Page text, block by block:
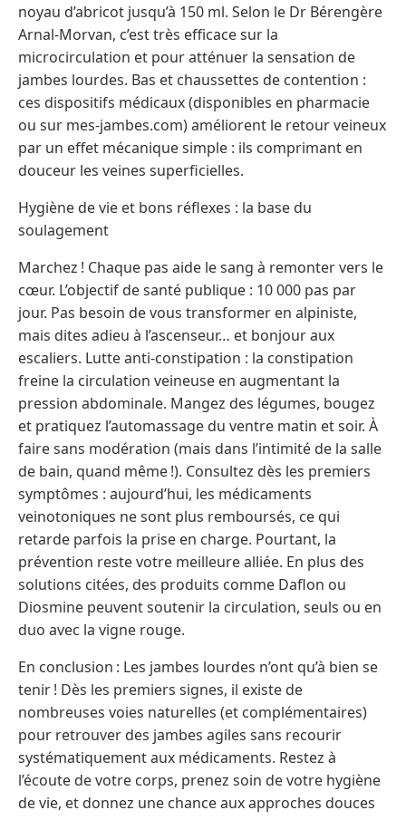
noyau d’abricot jusqu’à 150 ml. Selon le Dr Bérengère
Arnal-Morvan, c’est très efficace sur la
microcirculation et pour atténuer la sensation de
jambes lourdes. Bas et chaussettes de contention :
ces dispositifs médicaux (disponibles en pharmacie
ou sur mes-jambes.com) améliorent le retour veineux
par un effet mécanique simple : ils comprimant en
douceur les veines superficielles.
Hygiène de vie et bons réflexes : la base du
soulagement
Marchez ! Chaque pas aide le sang à remonter vers le
cœur. L’objectif de santé publique : 10 000 pas par
jour. Pas besoin de vous transformer en alpiniste,
mais dites adieu à l’ascenseur… et bonjour aux
escaliers. Lutte anti-constipation : la constipation
freine la circulation veineuse en augmentant la
pression abdominale. Mangez des légumes, bougez
et pratiquez l’automassage du ventre matin et soir. À
faire sans modération (mais dans l’intimité de la salle
de bain, quand même !). Consultez dès les premiers
symptômes : aujourd’hui, les médicaments
veinotoniques ne sont plus remboursés, ce qui
retarde parfois la prise en charge. Pourtant, la
prévention reste votre meilleure alliée. En plus des
solutions citées, des produits comme Daflon ou
Diosmine peuvent soutenir la circulation, seuls ou en
duo avec la vigne rouge.
En conclusion : Les jambes lourdes n’ont qu’à bien se
tenir ! Dès les premiers signes, il existe de
nombreuses voies naturelles (et complémentaires)
pour retrouver des jambes agiles sans recourir
systématiquement aux médicaments. Restez à
l’écoute de votre corps, prenez soin de votre hygiène
de vie, et donnez une chance aux approches douces